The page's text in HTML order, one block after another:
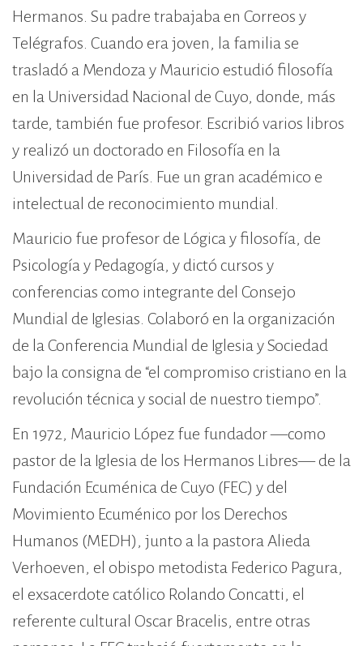
Hermanos. Su padre trabajaba en Correos y
Telégrafos. Cuando era joven, la familia se
trasladó a Mendoza y Mauricio estudió filosofía
en la Universidad Nacional de Cuyo, donde, más
tarde, también fue profesor. Escribió varios libros
y realizó un doctorado en Filosofía en la
Universidad de París. Fue un gran académico e
intelectual de reconocimiento mundial.
Mauricio fue profesor de Lógica y filosofía, de
Psicología y Pedagogía, y dictó cursos y
conferencias como integrante del Consejo
Mundial de Iglesias. Colaboró en la organización
de la Conferencia Mundial de Iglesia y Sociedad
bajo la consigna de “el compromiso cristiano en la
revolución técnica y social de nuestro tiempo”.
En 1972, Mauricio López fue fundador —como
pastor de la Iglesia de los Hermanos Libres— de la
Fundación Ecuménica de Cuyo (FEC) y del
Movimiento Ecuménico por los Derechos
Humanos (MEDH), junto a la pastora Alieda
Verhoeven, el obispo metodista Federico Pagura,
el exsacerdote católico Rolando Concatti, el
referente cultural Oscar Bracelis, entre otras